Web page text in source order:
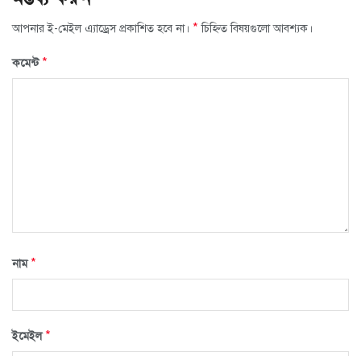
আপনার ই-মেইল এ্যাড্রেস প্রকাশিত হবে না। * চিহ্নিত বিষয়গুলো আবশ্যক।
কমেন্ট*
নাম*
ইমেইল*